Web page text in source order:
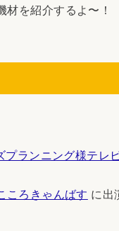
材を紹介するよ〜！
プランニング様テレ
ころきゃんばす に出